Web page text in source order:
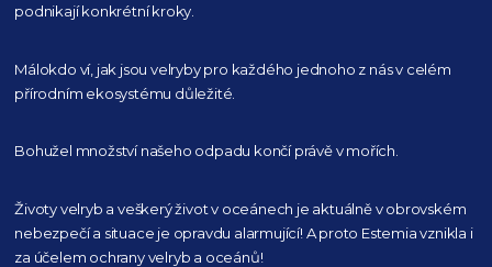
podnikají konkrétní kroky.
Málokdo ví, jak jsou velryby pro každého jednoho z nás v celém
přírodním ekosystému důležité.
Bohužel množství našeho odpadu končí právě v mořích.
Životy velryb a veškerý život v oceánech je aktuálněv obrovském
nebezpečí a situace je opravdu alarmující! A proto Estemia vznikla i
za účelem ochrany velryb a oceánů!